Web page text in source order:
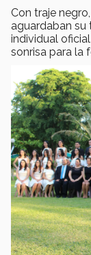
Con traje
aguardaban
individual
sonrisa para la